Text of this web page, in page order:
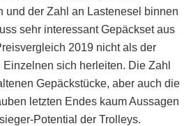
und der Zahl an Lastenesel binnen
sehr interessant Gepäckset aus
2019 nicht als der
sich herleiten. Die Zahl
Gepäckstücke, aber auch die
letzten Endes kaum Aussagen
Potential der Trolleys.